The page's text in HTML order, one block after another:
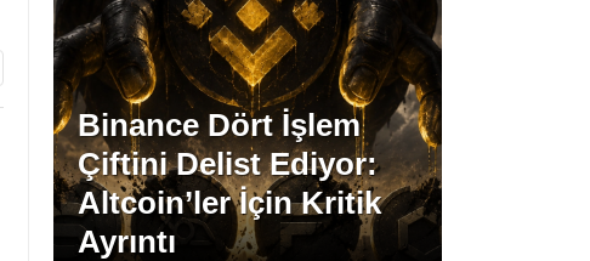
Instagram
Youtube
TikTok
Binance Dört İşlem
Çiftini Delist Ediyor:
Altcoin’ler İçin Kritik
Ayrıntı